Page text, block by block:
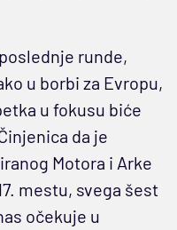
runde,
u borbi za Evropu,
u fokusu biće
da je
Motora i Arke
mestu, svega šest
očekuje u